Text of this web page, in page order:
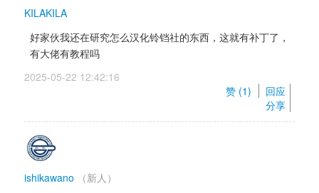
KILAKILA
好家伙我还在研究怎么汉化铃铛社的东西，这就有补丁了，
有大佬有教程吗
2025-05-22 12:42:16
赞 (1)
回应
分享
ishikawano
（新人）